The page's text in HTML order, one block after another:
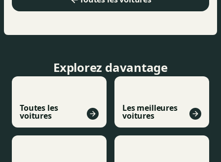
Explorez davantage
Toutes les
voitures
Les meilleures
voitures